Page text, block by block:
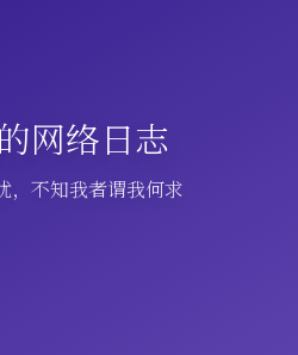
网络日志
，不知我者谓我何求